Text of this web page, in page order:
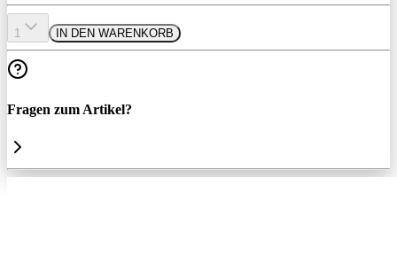
1 IN DEN WARENKORB
Fragen zum Artikel?